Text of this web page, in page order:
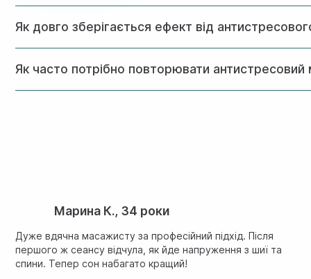
Як довго зберігається ефект від
днів або тижнів. Регулярні сеанси допомагають
Як часто потрібно повторювати
Марина К., 34 роки
Дуже вдячна масажисту за професійний підхід. Після
першого ж сеансу відчула, як йде напруження з шиї та
спини. Тепер сон набагато кращий!